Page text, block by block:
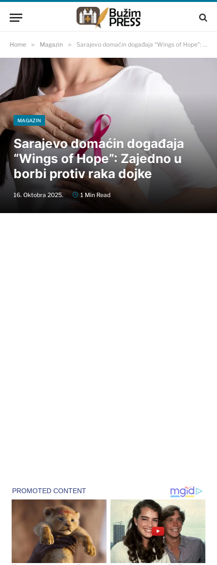
Home » Magazin » Sarajevo domaćin događaja “Wings of Hope”: Zajedno u borbi protiv raka dojke
MAGAZIN
Sarajevo domaćin događaja
“Wings of Hope”: Zajedno u
borbi protiv raka dojke
16. Oktobra 2025. 1 Min Read